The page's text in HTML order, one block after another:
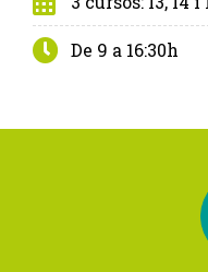
De 9 a 16:30h